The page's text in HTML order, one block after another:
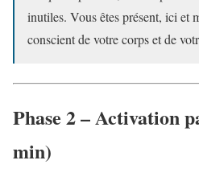
inutiles. Vous êtes présent, ici et
conscient de votre corps et de
Phase 2 – Activation
min)